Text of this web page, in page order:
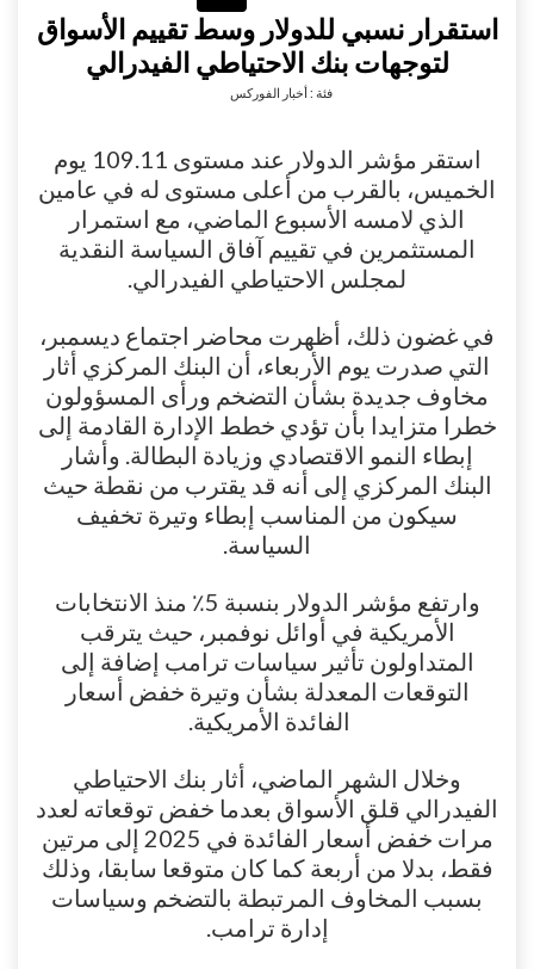
استقرار نسبي للدولار وسط تقييم الأسواق
لتوجهات بنك الاحتياطي الفيدرالي
فئة : أخبار الفوركس
استقر مؤشر الدولار عند مستوى 109.11 يوم
الخميس، بالقرب من أعلى مستوى له في عامين
الذي لامسه الأسبوع الماضي، مع استمرار
المستثمرين في تقييم آفاق السياسة النقدية
لمجلس الاحتياطي الفيدرالي.
في غضون ذلك، أظهرت محاضر اجتماع ديسمبر،
التي صدرت يوم الأربعاء، أن البنك المركزي أثار
مخاوف جديدة بشأن التضخم ورأى المسؤولون
خطرا متزايدا بأن تؤدي خطط الإدارة القادمة إلى
إبطاء النمو الاقتصادي وزيادة البطالة. وأشار
البنك المركزي إلى أنه قد يقترب من نقطة حيث
سيكون من المناسب إبطاء وتيرة تخفيف
السياسة.
وارتفع مؤشر الدولار بنسبة 5٪ منذ الانتخابات
الأمريكية في أوائل نوفمبر، حيث يترقب
المتداولون تأثير سياسات ترامب إضافة إلى
التوقعات المعدلة بشأن وتيرة خفض أسعار
الفائدة الأمريكية.
وخلال الشهر الماضي، أثار بنك الاحتياطي
الفيدرالي قلق الأسواق بعدما خفض توقعاته لعدد
مرات خفض أسعار الفائدة في 2025 إلى مرتين
فقط، بدلا من أربعة كما كان متوقعا سابقا، وذلك
بسبب المخاوف المرتبطة بالتضخم وسياسات
إدارة ترامب.